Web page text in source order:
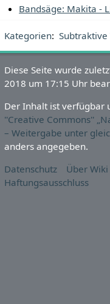
Bandsäge: Makita -
Kategorien:
Diese Seite wurde
2018 um 17:15 Uhr
Der Inhalt ist verfügbar
''Creative Commons''
– Weitergabe unter
anders angegeben.
Datenschutz
Über Wiki
Haftungsausschluss